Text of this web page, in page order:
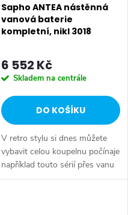
Sapho ANTEA nástěnná
vanová baterie
kompletní, nikl 3018
6 552 Kč
Skladem na centrále
DO KOŠÍKU
V retro stylu si dnes můžete
vybavit celou koupelnu počínaje
například touto sérií přes vanu
Retro, doplňky Diamond až po